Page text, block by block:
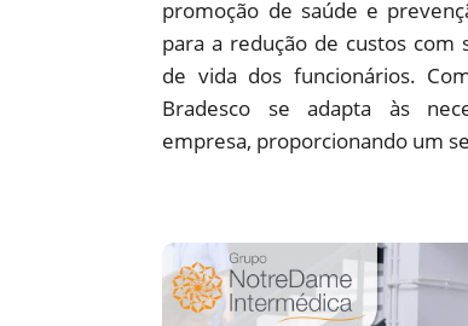
promoção de saúde e
para a redução de custos com
de vida dos funcionários.
Bradesco se adapta às
empresa, proporcionando um